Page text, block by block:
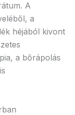
A
a
héjából kivont
a bőrápolás